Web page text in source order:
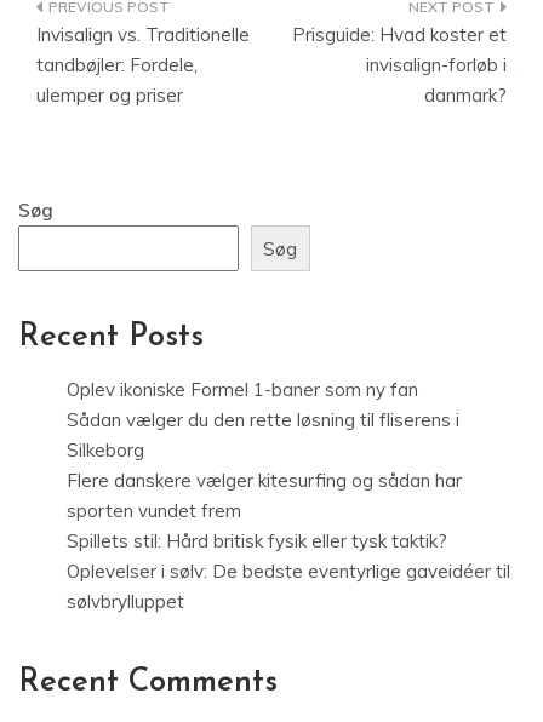
Indlægsnavigation
Invisalign vs. Traditionelle
tandbøjler: Fordele,
ulemper og priser
Prisguide: Hvad koster et
invisalign-forløb i
danmark?
Søg
Søg
Recent Posts
Oplev ikoniske Formel 1-baner som ny fan
Sådan vælger du den rette løsning til fliserens i
Silkeborg
Flere danskere vælger kitesurfing og sådan har
sporten vundet frem
Spillets stil: Hård britisk fysik eller tysk taktik?
Oplevelser i sølv: De bedste eventyrlige gaveidéer til
sølvbrylluppet
Recent Comments